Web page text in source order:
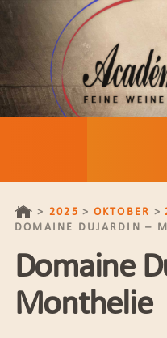
Zum
springen
2025 OKTOBER
DOMAINE DUJARDIN –
Domaine
Monthelie